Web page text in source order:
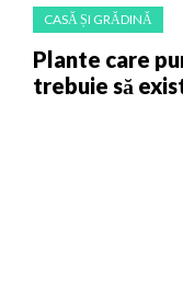
CASĂ ȘI GRĂDINĂ
Plante care
trebuie să